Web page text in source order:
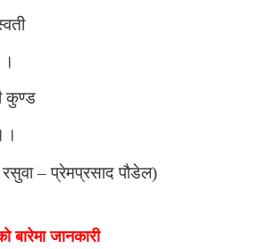
कुण्ड
रसुवा – प्रेमप्रसाद पौडेल)
जानकारी